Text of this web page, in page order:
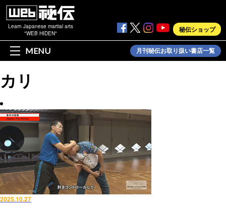
Learn Japanese martial arts
"WEB HIDEN"
秘伝ショップ
MENU 月刊秘伝お取り扱い書店一覧
カリ
2025.10.27